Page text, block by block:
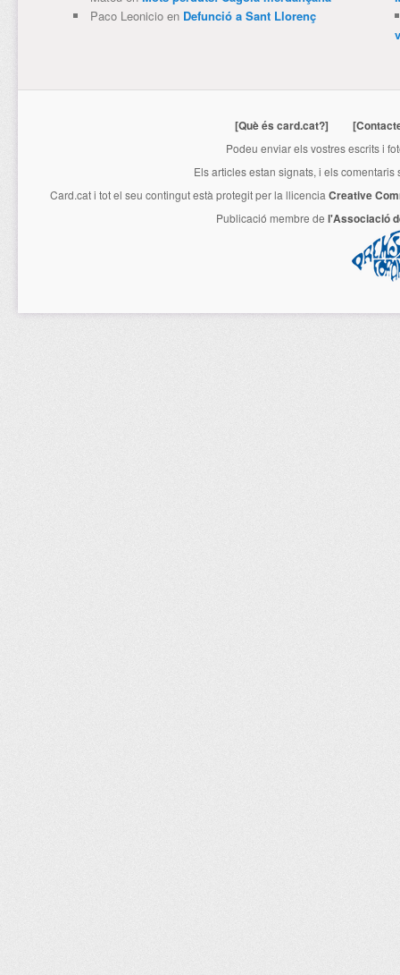
Paco Leonicioen Defunció a Sant Llorenç
[Què és card.cat?]
Podeu enviar els vostres escrits i
Els articles estan signats, i els
Card.cati tot el seu contingut està protegit per la llicencia Creative
Publicació membre de l'Associació